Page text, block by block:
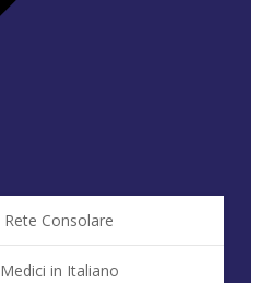
Rete Consolare
Medici in Italiano